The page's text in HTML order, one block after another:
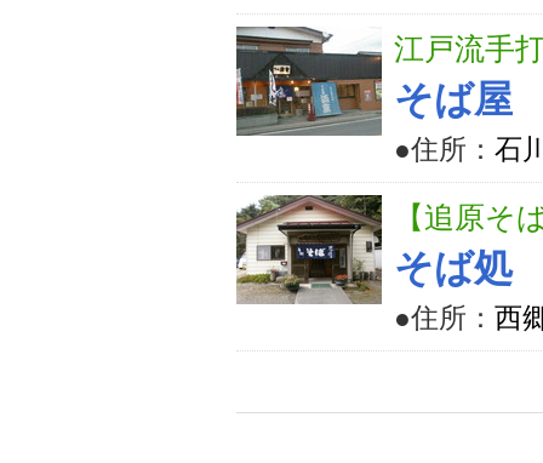
江戸流手
そば屋
●住所： 石
【追原そ
そば処
●住所： 西